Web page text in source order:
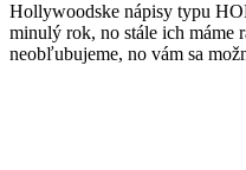
Hollywoodske nápisy typu
minulý rok, no stále ich
neobľubujeme, no vám sa